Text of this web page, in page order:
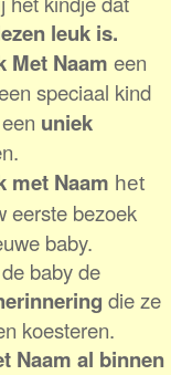
leuk is.
Met Naam een
speciaal kind
uniek
met Naam het
eerste bezoek
baby.
baby de
die ze
koesteren.
Naam al binnen